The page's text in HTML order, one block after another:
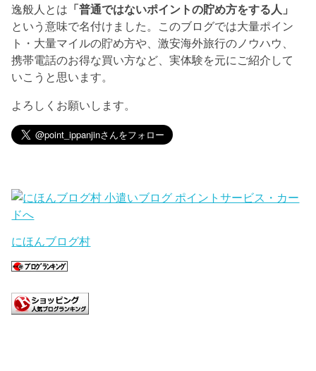
逸般人とは 「普通ではないポイントの貯め方をする人」
という意味で名付けました。このブログでは大量ポイン
ト・大量マイルの貯め方や、激安海外旅行のノウハウ、
携帯電話のお得な買い方など、実体験を元にご紹介して
いこうと思います。
よろしくお願いします。
にほんブログ村